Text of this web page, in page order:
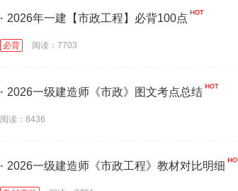
· 2026年一建【市政工程】必背100点
必背 阅读：7703
· 2026一级建造师《市政》图文考点总结
阅读：8436
· 2026一级建造师《市政工程》教材对比明细